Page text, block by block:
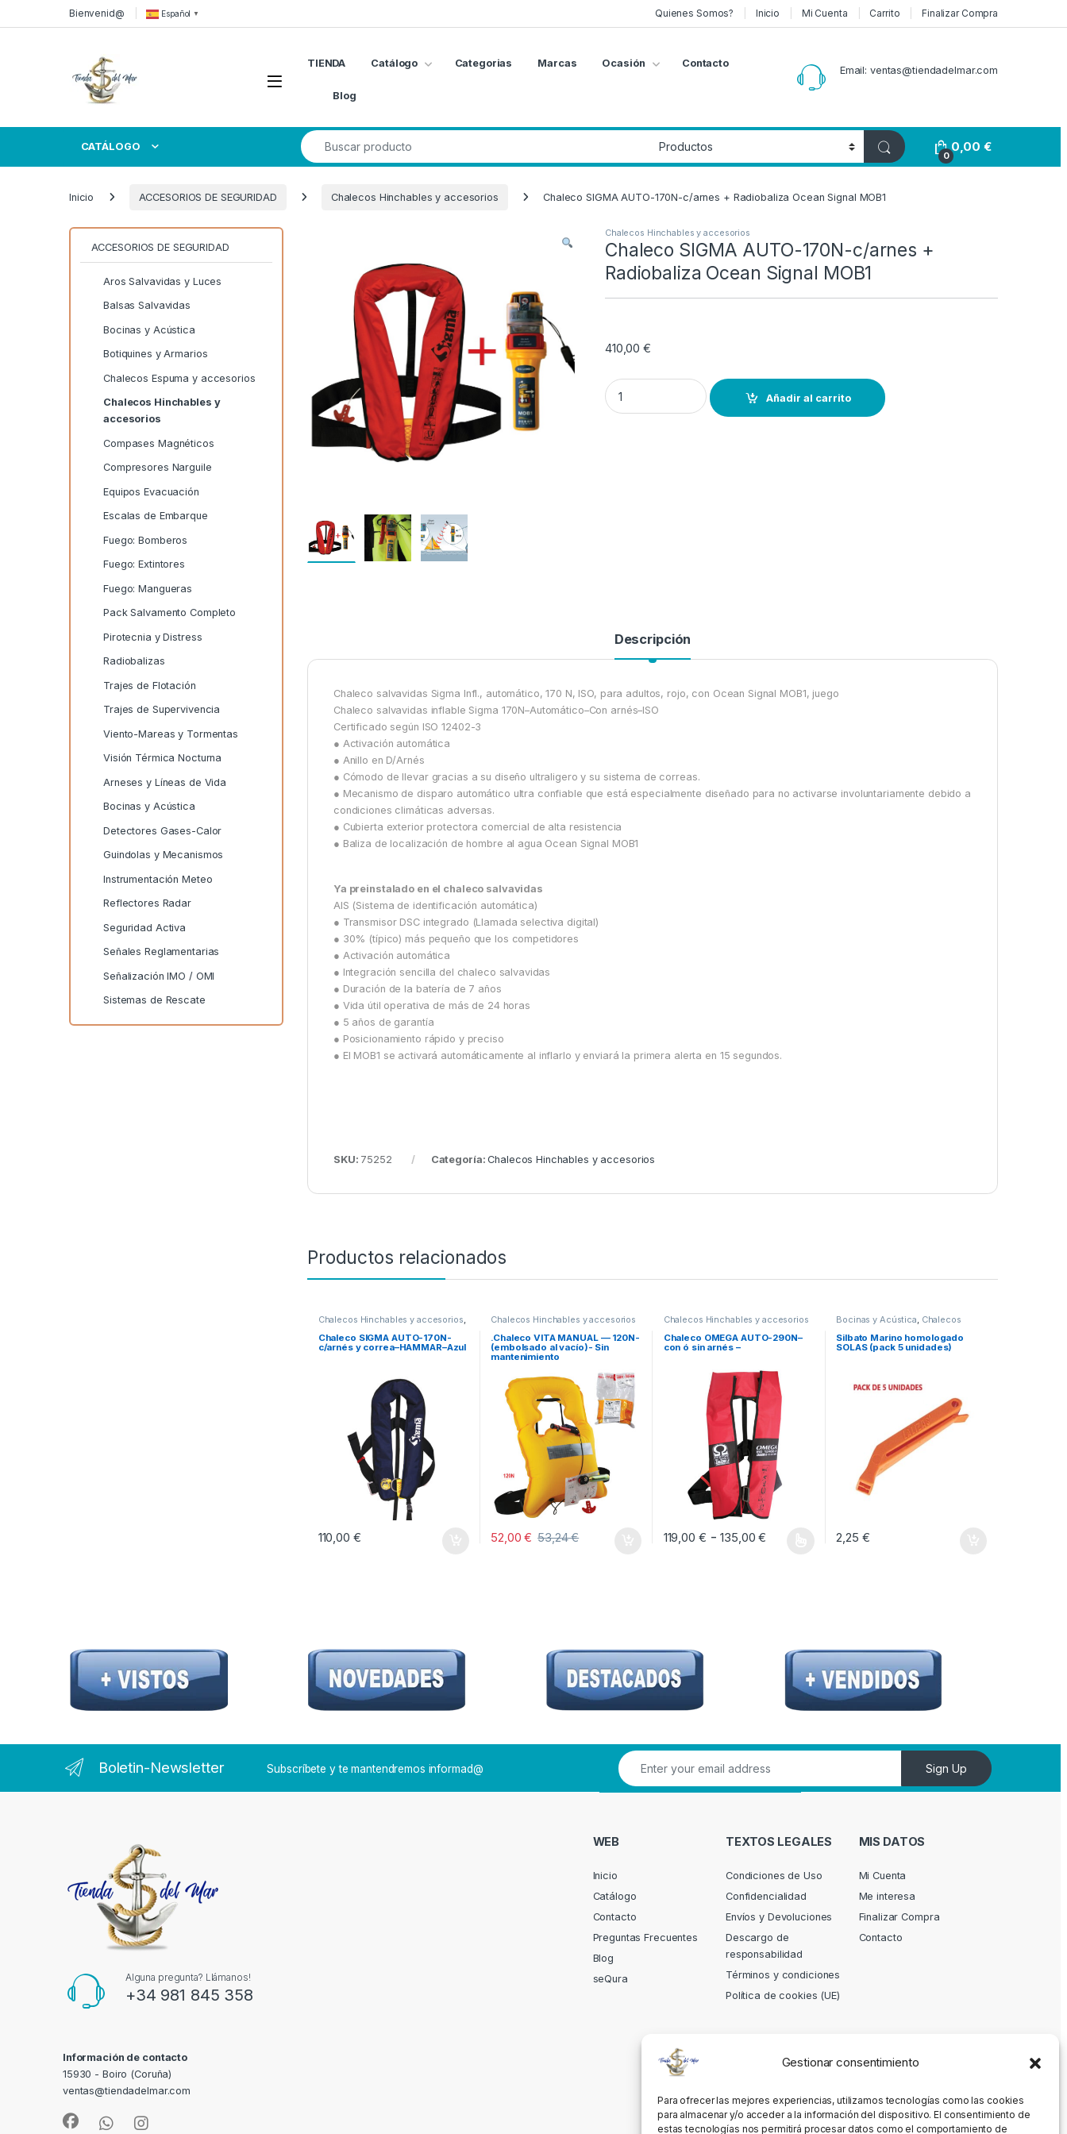
Gestionar consentimiento
Para ofrecer las mejores experiencias, utilizamos tecnologías como las cookies
para almacenar y/o acceder a la información del dispositivo. El consentimiento de
estas tecnologías nos permitirá procesar datos como el comportamiento de
Skip to navigation
Skip to contentBienvenid@ Español ▼ Quienes Somos? Inicio Mi Cuenta Carrito Finalizar Compra
Open
TIENDA Catálogo Categorias Marcas Ocasión Contacto
Blog
Email: ventas@tiendadelmar.com
CATÁLOGO
Search for:
0
0,00€
Inicio ACCESORIOS DE SEGURIDAD Chalecos Hinchables y accesorios Chaleco SIGMA AUTO-170N-c/arnes + Radiobaliza Ocean Signal MOB1
Chalecos Hinchables y accesorios
Chaleco SIGMA AUTO-170N-c/arnes +
Radiobaliza Ocean Signal MOB1
410,00€
Chaleco SIGMA AUTO-170N-c/arnes + Radiobaliza Ocean Signal MOB1 quantity
Añadir al carrito
Descripción
Chaleco salvavidas Sigma Infl., automático, 170 N, ISO, para adultos, rojo, con Ocean Signal MOB1, juego
Chaleco salvavidas inflable Sigma 170N–Automático–Con arnés–ISO
Certificado según ISO 12402-3
● Activación automática
● Anillo en D/Arnés
● Cómodo de llevar gracias a su diseño ultraligero y su sistema de correas.
● Mecanismo de disparo automático ultra confiable que está especialmente diseñado para no activarse involuntariamente debido a
condiciones climáticas adversas.
● Cubierta exterior protectora comercial de alta resistencia
● Baliza de localización de hombre al agua Ocean Signal MOB1
Ya preinstalado en el chaleco salvavidas
AIS (Sistema de identificación automática)
● Transmisor DSC integrado (Llamada selectiva digital)
● 30% (típico) más pequeño que los competidores
● Activación automática
● Integración sencilla del chaleco salvavidas
● Duración de la batería de 7 años
● Vida útil operativa de más de 24 horas
● 5 años de garantía
● Posicionamiento rápido y preciso
● El MOB1 se activará automáticamente al inflarlo y enviará la primera alerta en 15 segundos.
SKU: 75252 Categoría:Chalecos Hinchables y accesorios
Productos relacionados
Chalecos Hinchables y accesorios,
Chaleco SIGMA AUTO-170N-
c/arnés y correa–HAMMAR–Azul
110,00 €
Chalecos Hinchables y accesorios
.Chaleco VITA MANUAL — 120N-
(embolsado al vacío)- Sin
mantenimiento
52,00€ 53,24€
Chalecos Hinchables y accesorios
Chaleco OMEGA AUTO-290N–
con ó sin arnés –
119,00 € - 135,00€ Rango de precios: desde 119,00 € hasta
Este producto tiene múltiples variantes. Las opciones se pueden elegir en la
Bocinas y Acústica, Chalecos
Espuma y accesorios
Hinchables y accesorios
Silbato Marino homologado
SOLAS (pack 5 unidades)
2,25 €
ACCESORIOS DE SEGURIDAD
Aros Salvavidas y Luces
Balsas Salvavidas
Bocinas y Acústica
Botiquines y Armarios
Chalecos Espuma y accesorios
Chalecos Hinchables y
accesorios
Compases Magnéticos
Compresores Narguile
Equipos Evacuación
Escalas de Embarque
Fuego: Bomberos
Fuego: Extintores
Fuego: Mangueras
Pack Salvamento Completo
Pirotecnia y Distress
Radiobalizas
Trajes de Flotación
Trajes de Supervivencia
Viento-Mareas y Tormentas
Visión Térmica Nocturna
Arneses y Líneas de Vida
Bocinas y Acústica
Detectores Gases-Calor
Guindolas y Mecanismos
Instrumentación Meteo
Reflectores Radar
Seguridad Activa
Señales Reglamentarias
Señalización IMO / OMI
Sistemas de Rescate
Boletin-Newsletter Subscríbete y te mantendremos informad@ Sign Up
Alguna pregunta? Llámanos!
+34 981 845 358
Información de contacto
15930 - Boiro (Coruña)
ventas@tiendadelmar.com
WEB
Inicio
Catálogo
Contacto
Preguntas Frecuentes
Blog
seQura
TEXTOS LEGALES
Condiciones de Uso
Confidencialidad
Envíos y Devoluciones
Descargo de
responsabilidad
Términos y condiciones
Política de cookies (UE)
MIS DATOS
Mi Cuenta
Me interesa
Finalizar Compra
Contacto